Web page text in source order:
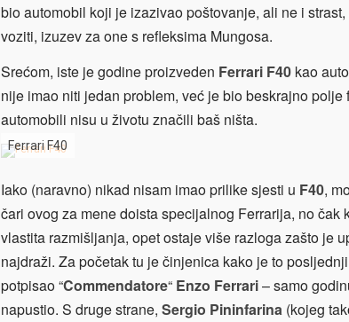
bio automobil koji je izazivao poštovanje, ali ne i strast,
voziti, izuzev za one s refleksima Mungosa.
Srećom, iste je godine proizveden Ferrari F40 kao
nije imao niti jedan problem, već je bio beskrajno
automobili nisu u životu značili baš ništa.
Ferrari F40
Iako (naravno) nikad nisam imao prilike sjesti u F40,
čari ovog za mene doista specijalnog Ferrarija, no
vlastita razmišljanja, opet ostaje više razloga zašto je
najdraži. Za početak tu je činjenica kako je to posljednji
potpisao “Commendatore“ Enzo Ferrari– samo
napustio. S druge strane, Sergio Pininfarina (kojeg